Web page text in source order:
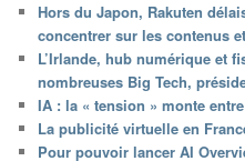
Hors du Japon, Rakuten
concentrer sur les contenus
L’Irlande, hub numérique et
nombreuses Big Tech,
IA : la « tension » monte entre
La publicité virtuelle en
Pour pouvoir lancer AI